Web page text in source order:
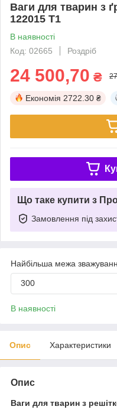
Ваги для тварин з
122015 T1
В наявності
Код: 02665
Роздріб
24 500,70 ₴
Економія 2722.30 ₴
Що таке купити з
Замовлення під
Найбільша межа
300
В наявності
Опис Характеристики
Опис
Ваги для тварин з